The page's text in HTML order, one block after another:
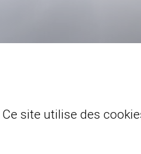
Ce site utilise des